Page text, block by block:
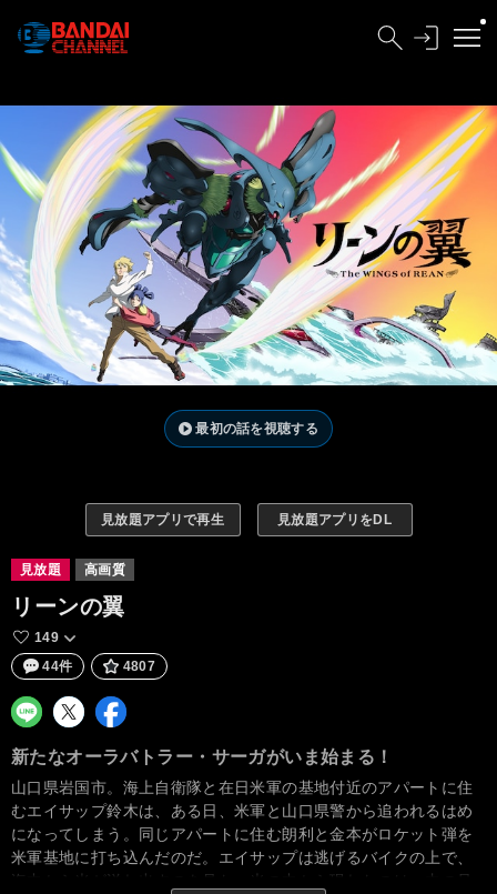
最初の話を視聴する
見放題アプリで再生 見放題アプリをDL
見放題 高画質
リーンの翼
149
44件
4807
新たなオーラバトラー・サーガがいま始まる！
山口県岩国市。海上自衛隊と在日米軍の基地付近のアパートに住
むエイサップ鈴木は、ある日、米軍と山口県警から追われるはめ
になってしまう。同じアパートに住む朗利と金本がロケット弾を
米軍基地に打ち込んだのだ。エイサップは逃げるバイクの上で、
海中から光が溢れ出すのを見た。光の中から現れたのは、虫の足